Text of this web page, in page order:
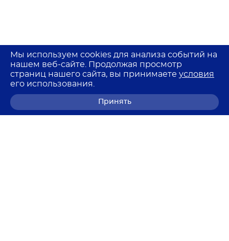
Мы используем cookies для анализа событий на
нашем веб-сайте. Продолжая просмотр
страниц нашего сайта, вы принимаете условия
его использования.
Принять